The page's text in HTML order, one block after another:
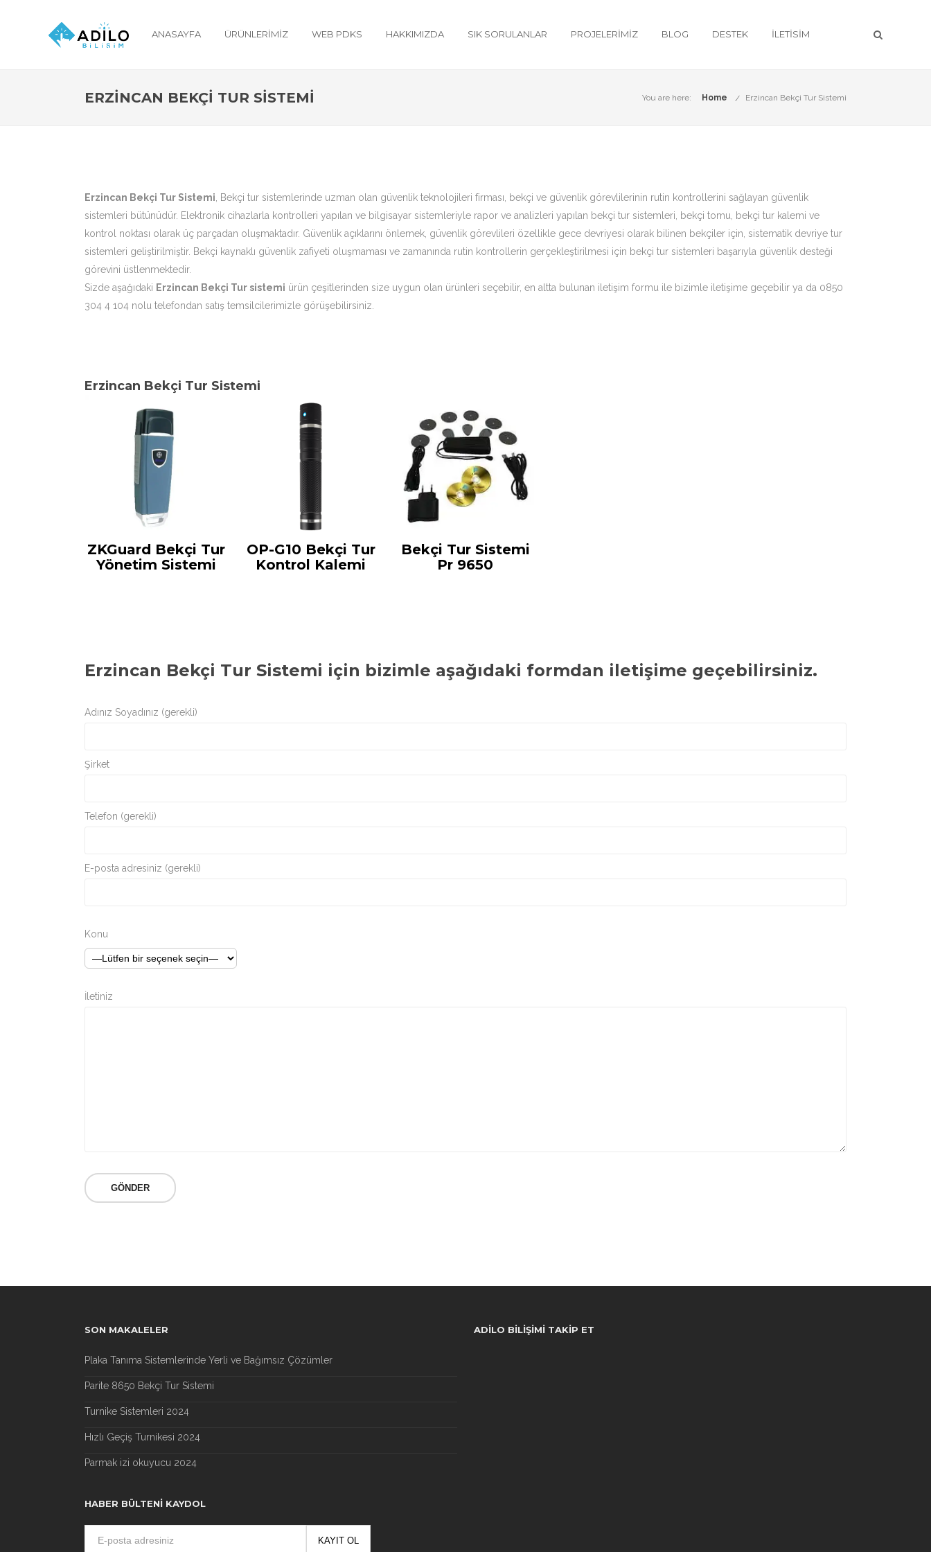
ANASAYFA ÜRÜNLERIMIZ WEB PDKS HAKKIMIZDA SIK SORULANLAR PROJELERIMIZ BLOG DESTEK İLETISIM
ERZINCAN BEKÇI TUR SISTEMI You are here: Home Erzincan Bekçi Tur Sistemi
Erzincan Bekçi Tur Sistemi , Bekçi tur sistemlerinde uzman olan güvenlik teknolojileri firması, bekçi ve güvenlik görevlilerinin rutin kontrollerini sağlayan güvenlik
sistemleri bütünüdür. Elektronik cihazlarla kontrolleri yapılan ve bilgisayar sistemleriyle rapor ve analizleri yapılan bekçi tur sistemleri, bekçi tomu, bekçi tur kalemi ve
kontrol noktası olarak üç parçadan oluşmaktadır. Güvenlik açıklarını önlemek, güvenlik görevlileri özellikle gece devriyesi olarak bilinen bekçiler için, sistematik devriye tur
sistemleri geliştirilmiştir. Bekçi kaynaklı güvenlik zafiyeti oluşmaması ve zamanında rutin kontrollerin gerçekleştirilmesi için bekçi tur sistemleri başarıyla güvenlik desteği
görevini üstlenmektedir.
Sizde aşağıdaki Erzincan Bekçi Tur sistemi ürün çeşitlerinden size uygun olan ürünleri seçebilir, en altta bulunan iletişim formu ile bizimle iletişime geçebilir ya da 0850
304 4 104 nolu telefondan satış temsilcilerimizle görüşebilirsiniz.
Erzincan Bekçi Tur Sistemi
ZKGuard Bekçi Tur
Yönetim Sistemi
OP-G10 Bekçi Tur
Kontrol Kalemi
Bekçi Tur Sistemi
Pr 9650
Erzincan Bekçi Tur Sistemi için bizimle aşağıdaki formdan iletişime geçebilirsiniz.
Adınız Soyadınız (gerekli)
Şirket
Telefon (gerekli)
E-posta adresiniz (gerekli)
Konu
İletiniz
SON MAKALELER
Plaka Tanıma Sistemlerinde Yerli ve Bağımsız Çözümler
Parite 8650 Bekçi Tur Sistemi
Turnike Sistemleri 2024
Hızlı Geçiş Turnikesi 2024
Parmak izi okuyucu 2024
HABER BÜLTENI KAYDOL
ADILO BILIŞIMI TAKIP ET